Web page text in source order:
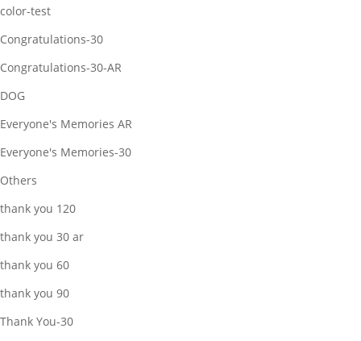
color-test
Congratulations-30
Congratulations-30-AR
DOG
Everyone's Memories AR
Everyone's Memories-30
Others
thank you 120
thank you 30 ar
thank you 60
thank you 90
Thank You-30